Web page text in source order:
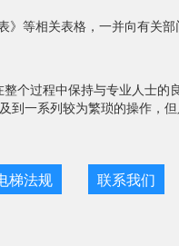
》等相关表格，一并向有关部
个过程中保持与专业人士的
到一系列较为繁琐的操作，
梯法规 联系我们